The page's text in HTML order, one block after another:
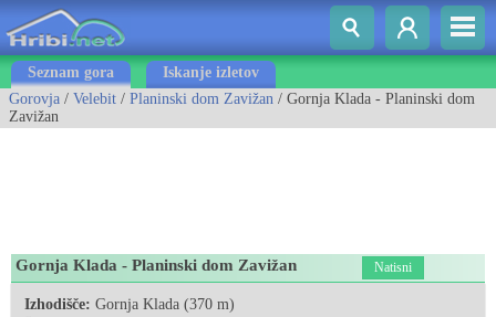
Seznam gora
Iskanje izletov
Gorovja / Velebit / Planinski dom Zavižan / Gornja Klada - Planinski dom
Zavižan
Gornja Klada - Planinski dom Zavižan Natisni
Izhodišče: Gornja Klada (370 m)